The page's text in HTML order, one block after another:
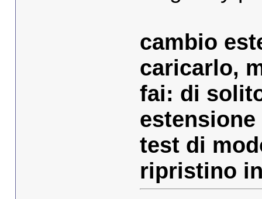
cambio
caricarlo,
fai: di
test di
ripristino